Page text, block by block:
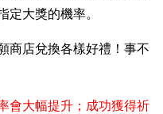
定大獎的機率。
商店兌換各樣好禮！事不
會大幅提升；成功獲得祈